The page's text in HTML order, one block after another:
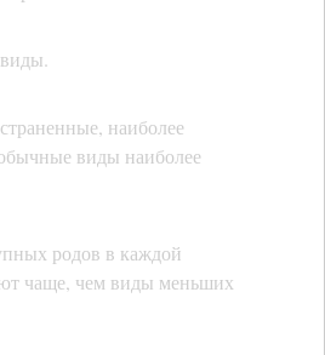
наиболее
виды наиболее
родов в каждой
чаще, чем виды меньших